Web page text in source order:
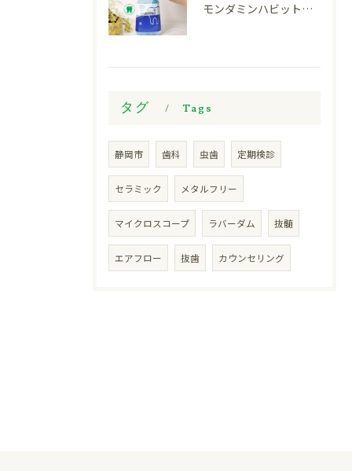
モンダミンハビットプロについて
タグ Tags
静岡市 歯科 虫歯 定期検診
セラミック メタルフリー
マイクロスコープ ラバーダム 抜髄
エアフロー 抜歯 カウンセリング